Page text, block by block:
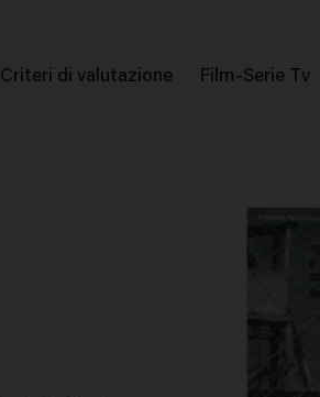
Criteri di valutazione Film-Serie Tv